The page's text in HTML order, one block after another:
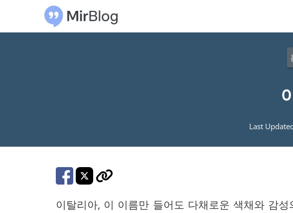
Last
이탈리아, 이 이름만 들어도 다채로운 색채와 감